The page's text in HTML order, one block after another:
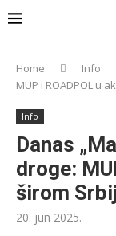
Home Info
MUP i ROADPOL u
Info
Danas
droge:
širom
20. jun 2025.